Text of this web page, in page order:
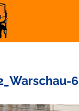
6